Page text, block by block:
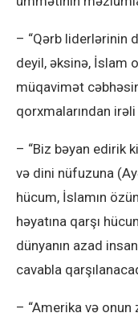
– “Qərb liderlərinin
deyil, əksinə, İslam
müqavimət
qorxmalarından irəli
– “Biz bəyan edirik
və dini nüfuzuna
hücum, İslamın
həyatına qarşı
dünyanın azad
cavabla
– “Amerika və